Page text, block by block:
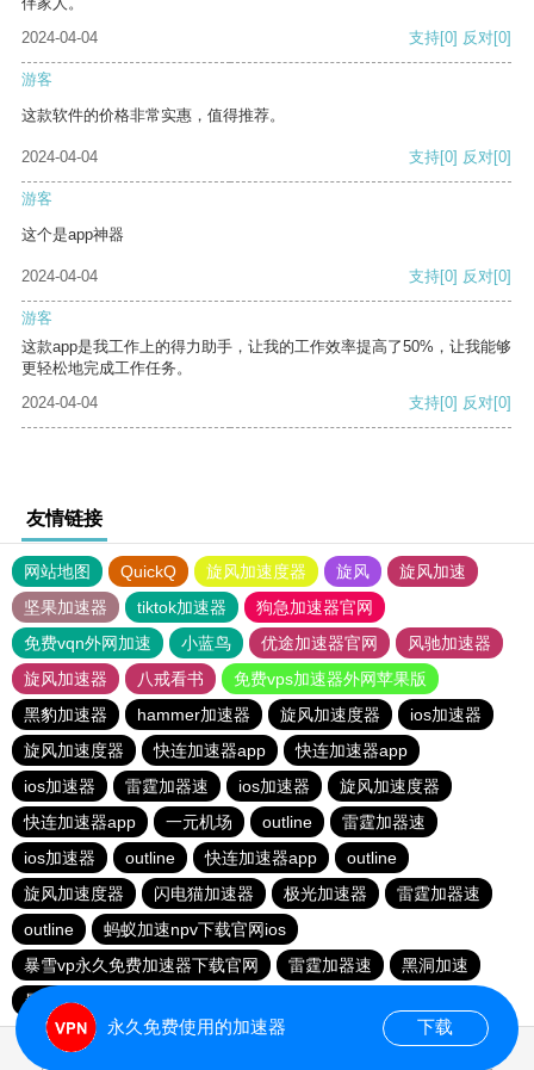
2024-04-04
支持[0] 反对[0]
游客
这款软件的价格非常实惠，值得推荐。
2024-04-04 支持[0] 反对[0]
游客
这个是app神器
2024-04-04 支持[0] 反对[0]
游客
这款app是我工作上的得力助手，让我的工作效率提高了50%，让我能够
更轻松地完成工作任务。
2024-04-04
支持[0] 反对[0]
友情链接
网站地图 QuickQ 旋风加速度器 旋风
旋风加速
坚果加速器
tiktok加速器
狗急加速器官网
免费vqn外网加速
小蓝鸟 优途加速器官网
风驰加速器
旋风加速器
八戒看书
免费vps加速器外网苹果版
黑豹加速器
hammer加速器 旋风加速度器
ios加速器
旋风加速度器
快连加速器app
快连加速器app
ios加速器
雷霆加器速 ios加速器
旋风加速度器
快连加速器app
一元机场 outline
雷霆加器速
ios加速器
outline 快连加速器app
outline
旋风加速度器
闪电猫加速器 极光加速器
雷霆加器速
outline
蚂蚁加速npv下载官网ios
暴雪vp永久免费加速器下载官网
雷霆加器速
黑洞加速
暴雪vp永久免费加速器下载官网
永久免费使用的加速器 下载